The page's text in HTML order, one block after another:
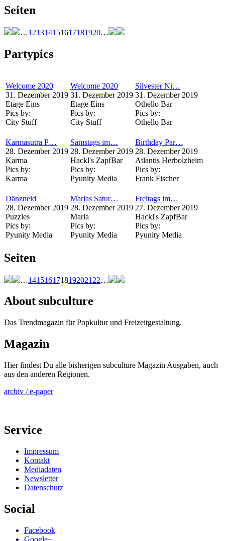
Seiten
…121314151617181920…
Partypics
Welcome 2020
31. Dezember 2019
Etage Eins
Pics by:
City Stuff
Welcome 2020
31. Dezember 2019
Etage Eins
Pics by:
City Stuff
Silvester Ni…
31. Dezember 2019
Othello Bar
Pics by:
Othello Bar
Karmasutra P…
28. Dezember 2019
Karma
Pics by:
Karma
Samstags im…
28. Dezember 2019
Hackl's ZapfBar
Pics by:
Pyunity Media
Birthday Par…
28. Dezember 2019
Atlantis Herbolzheim
Pics by:
Frank Fischer
Dänzneid
28. Dezember 2019
Puzzles
Pics by:
Pyunity Media
Marias Satur…
28. Dezember 2019
Maria
Pics by:
Pyunity Media
Freitags im…
27. Dezember 2019
Hackl's ZapfBar
Pics by:
Pyunity Media
Seiten
…1415161718192021 22…
About subculture
Das Trendmagazin für Popkultur und Freizeitgestaltung.
Magazin
Hier findest Du alle bisherigen subculture Magazin Ausgaben, auch
aus den anderen Regionen.
archiv / e-paper
Service
Impressum
Kontakt
Mediadaten
Newsletter
Datenschutz
Social
Facebook
Google+